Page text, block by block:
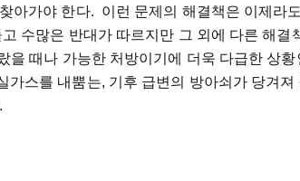
아가야 한다. 이런 문제의 해결책은 이제라
수많은 반대가 따르지만 그 외에 다른 해결
을 때나 가능한 처방이기에 더욱 다급한 상황
가스를 내뿜는, 기후 급변의 방아쇠가 당겨져